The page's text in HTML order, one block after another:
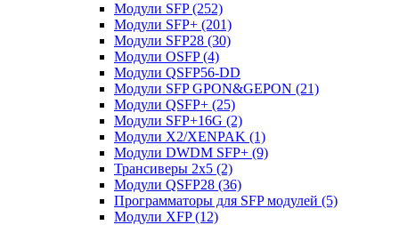
Модули SFP(252)
Модули SFP+ (201)
Модули SFP28 (30)
Модули OSFP(4)
Модули QSFP56-DD
Модули SFP GPON&GEPON (21)
Модули QSFP+ (25)
Модули SFP+16G (2)
Модули X2/XENPAK (1)
Модули DWDM SFP+ (9)
Трансиверы 2x5 (2)
Модули QSFP28 (36)
Программаторы для SFP модулей (5)
Модули XFP(12)